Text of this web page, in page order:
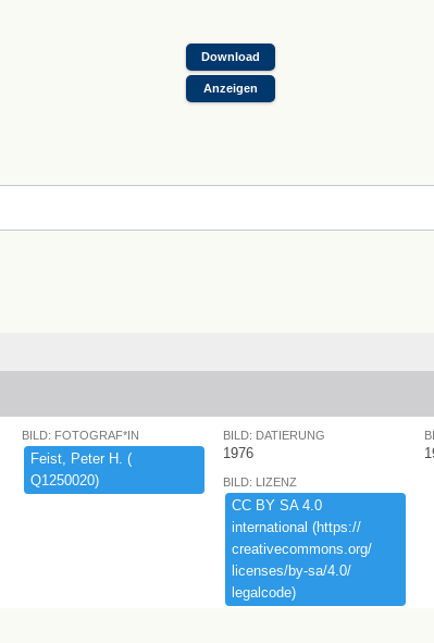
Download
Anzeigen
BILD: FOTOGRAF*IN
Feist,​ ​Peter ​H.​ ​(​
Q1250020)​
BILD: DATIERUNG
1976
BILD: LIZENZ
CC ​BY ​SA ​4.​0 ​
international ​(​https:​/​/​
creativecommons.​org/​
licenses/​by-​sa/​4.​0/​
legalcode)​